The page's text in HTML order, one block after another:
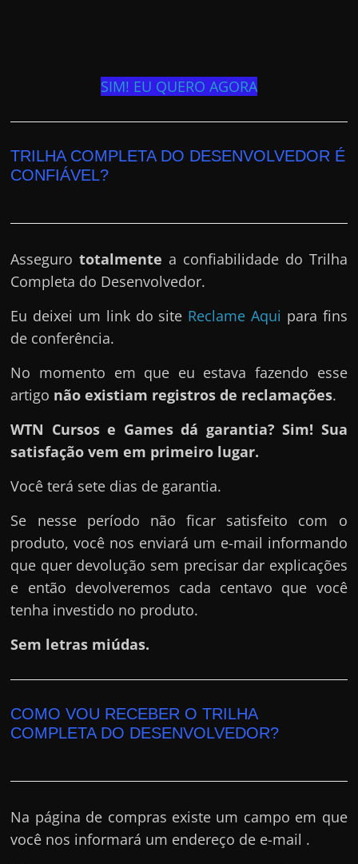
SIM! EU QUERO AGORA
TRILHA COMPLETA DO DESENVOLVEDOR É
CONFIÁVEL?
Assegurototalmente a confiabilidade do Trilha
Completa do Desenvolvedor.
Eu deixei um link do site Reclame Aqui para fins
de conferência.
No momento em que eu estava fazendo esse
artigo não existiam registros de reclamações.
WTN Cursos e Games dá garantia? Sim! Sua
satisfação vem em primeiro lugar.
Você terá sete dias de garantia.
Se nesse período não ficar satisfeito com o
produto, você nos enviará um e-mail informando
que quer devolução sem precisar dar explicações
e então devolveremos cada centavo que você
tenha investido no produto.
Sem letras miúdas.
COMO VOU RECEBER O TRILHA
COMPLETA DO DESENVOLVEDOR?
Na página de compras existe um campo em que
você nos informará um endereço de e-mail .